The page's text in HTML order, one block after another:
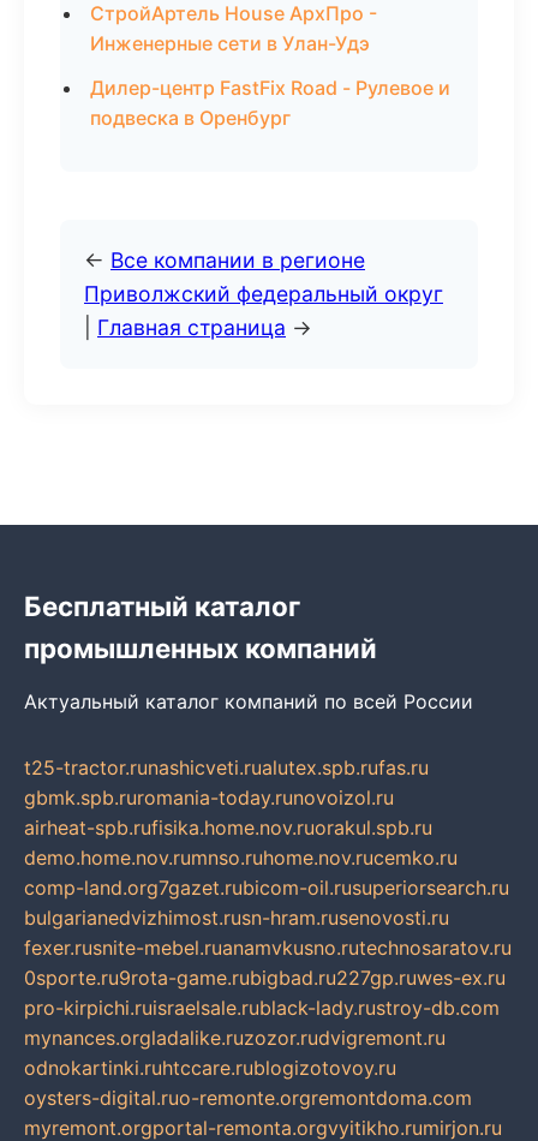
СтройАртель House АрхПро -
Инженерные сети в Улан-Удэ
Дилер-центр FastFix Road - Рулевое и
подвеска в Оренбург
← Все компании в регионе
Приволжский федеральный округ
Главная страница →
Бесплатный каталог
промышленных компаний
Актуальный каталог компаний по всей России
t25-tractor.runashicveti.rualutex.spb.rufas.ru
gbmk.spb.ruromania-today.runovoizol.ru
airheat-spb.rufisika.home.nov.ruorakul.spb.ru
demo.home.nov.rumnso.ruhome.nov.rucemko.ru
comp-land.org7gazet.rubicom-oil.rusuperiorsearch.ru
bulgarianedvizhimost.rusn-hram.rusenovosti.ru
fexer.rusnite-mebel.ruanamvkusno.rutechnosaratov.ru
0sporte.ru9rota-game.rubigbad.ru227gp.ruwes-ex.ru
pro-kirpichi.ruisraelsale.rublack-lady.rustroy-db.com
mynances.orgladalike.ruzozor.rudvigremont.ru
odnokartinki.ruhtccare.rublogizotovoy.ru
oysters-digital.ruo-remonte.orgremontdoma.com
myremont.orgportal-remonta.orgvyitikho.rumirjon.ru